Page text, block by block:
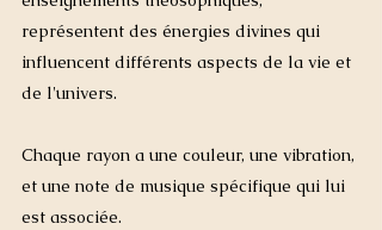
représentent des énergies divines qui
influencent différents aspects de la vie et
de l'univers.
Chaque rayon a une couleur, une vibration,
et une note de musique spécifique qui lui
est associée.